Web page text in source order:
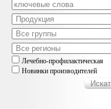
Лечебно-профилактическая
Новинки производителей